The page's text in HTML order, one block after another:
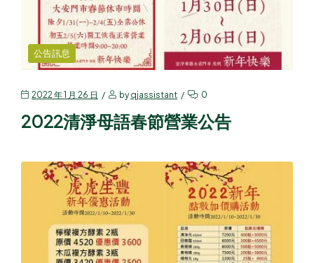
公告訊息
2022 年 1 月 26 日 byqjassistant 0
2022清淨母語春節營業公告